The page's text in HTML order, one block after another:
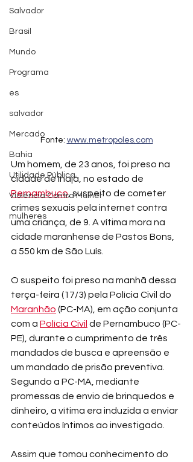
Salvador
Brasil
Mundo
Programa
es
salvador
Mercado
Bahia
Utilidade Pública
Violência Contra Mulher
mulheres
Fonte: www.metropoles.com
Um homem, de 23 anos, foi preso na
cidade de Inajá, no estado de
Pernambuco, suspeito de cometer
crimes sexuais pela internet contra
uma criança, de 9. A vítima mora na
cidade maranhense de Pastos Bons,
a 550 km de São Luís.
O suspeito foi preso na manhã dessa
terça-feira (17/3) pela Polícia Civil do
Maranhão (PC-MA), em ação conjunta
com a Polícia Civil de Pernambuco (PC-
PE), durante o cumprimento de três
mandados de busca e apreensão e
um mandado de prisão preventiva.
Segundo a PC-MA, mediante
promessas de envio de brinquedos e
dinheiro, a vítima era induzida a enviar
conteúdos íntimos ao investigado.
Assim que tomou conhecimento do